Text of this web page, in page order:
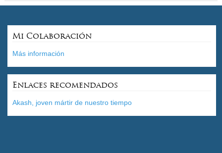
Mi Colaboración
Más información
Enlaces recomendados
Akash, joven mártir de nuestro tiempo